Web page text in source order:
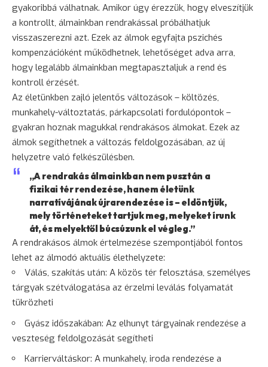
gyakoribbá válhatnak. Amikor úgy érezzük, hogy elveszítjük
a kontrollt, álmainkban rendrakással próbálhatjuk
visszaszerezni azt. Ezek az álmok egyfajta pszichés
kompenzációként működhetnek, lehetőséget adva arra,
hogy legalább álmainkban megtapasztaljuk a rend és
kontroll érzését.
Az életünkben zajló jelentős változások – költözés,
munkahely-változtatás, párkapcsolati fordulópontok –
gyakran hoznak magukkal rendrakásos álmokat. Ezek az
álmok segíthetnek a változás feldolgozásában, az új
helyzetre való felkészülésben.
„A rendrakás álmainkban nem pusztán a
fizikai tér rendezése, hanem életünk
narratívájának újrarendezése is – eldöntjük,
mely történeteket tartjuk meg, melyeket írunk
át, és melyektől búcsúzunk el végleg.”
A rendrakásos álmok értelmezése szempontjából fontos
lehet az álmodó aktuális élethelyzete:
Válás, szakítás után: A közös tér felosztása, személyes
tárgyak szétválogatása az érzelmi leválás folyamatát
tükrözheti
Gyász időszakában: Az elhunyt tárgyainak rendezése a
veszteség feldolgozását segítheti
Karrierváltáskor: A munkahely, iroda rendezése a